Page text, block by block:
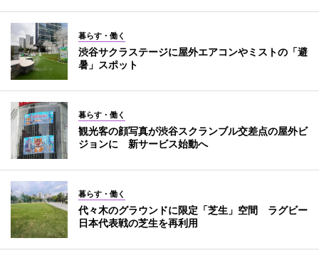
暮らす・働く
渋谷サクラステージに屋外エアコンやミストの「避
暑」スポット
暮らす・働く
観光客の顔写真が渋谷スクランブル交差点の屋外ビ
ジョンに 新サービス始動へ
暮らす・働く
代々木のグラウンドに限定「芝生」空間 ラグビー
日本代表戦の芝生を再利用